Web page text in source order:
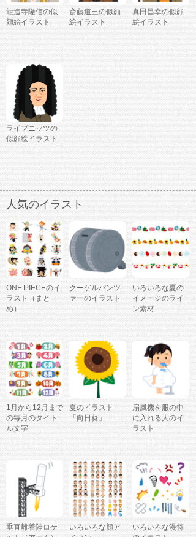
龍造寺隆信の似
顔絵イラスト
斎藤道三の似顔
絵イラスト
真田昌幸の似顔
絵イラスト
ライプニッツの
似顔絵イラスト
人気のイラスト
ONE PIECEのイ
ラスト（まと
め）
クーゲルパンツ
ァーのイラスト
いろいろな夏の
イメージのライ
ン素材
1月から12月まで
の毎月のタイト
ル文字
夏のイラスト
「向日葵」
扇風機を服の中
に入れる人のイ
ラスト
垂直離着陸ロケ
いろいろな顔ア
いろいろな漫符